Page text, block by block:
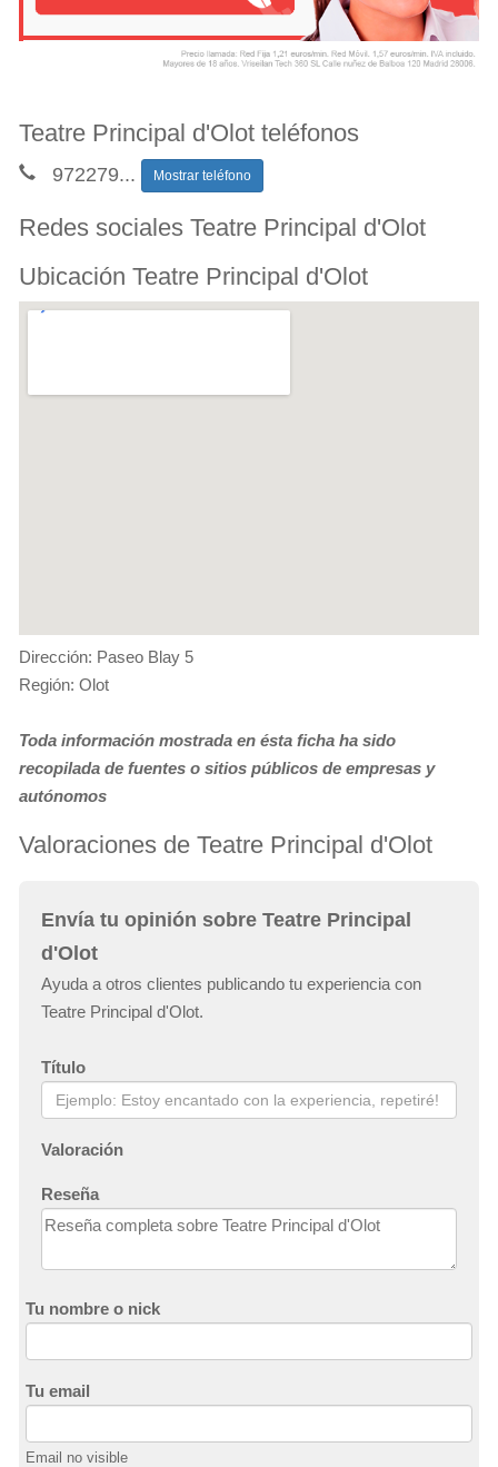
Teatre Principal d'Olot teléfonos
972279... Mostrar teléfono
Redes sociales Teatre Principal d'Olot
Ubicación Teatre Principal d'Olot
Dirección: Paseo Blay 5
Región: Olot
Toda información mostrada en ésta ficha ha sido
recopilada de fuentes o sitios públicos de empresas y
autónomos
Valoraciones de Teatre Principal d'Olot
Envía tu opinión sobre Teatre Principal
d'Olot
Ayuda a otros clientes publicando tu experiencia con
Teatre Principal d'Olot.
Título
Valoración
Reseña
Tu nombre o nick
Tu email
Email no visible